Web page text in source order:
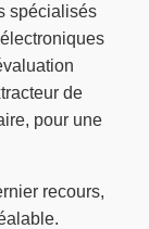
spécialisés
de
pour une
recours,